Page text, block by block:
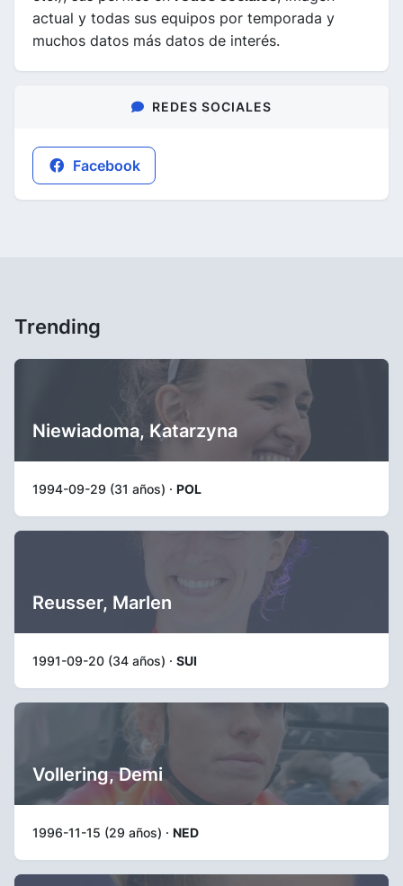
actual y todas sus equipos por temporada y
muchos datos más datos de interés.
REDES SOCIALES
Facebook
Trending
Niewiadoma, Katarzyna
1994-09-29 (31 años) · POL
Reusser, Marlen
1991-09-20 (34 años) · SUI
Vollering, Demi
1996-11-15 (29 años) · NED